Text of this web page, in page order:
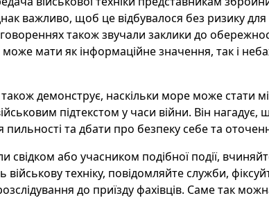
важливо, щоб це відбувалося без ризику для
також звучали заклики до
мати як інформаційне значення, так і
демонструє, наскільки море може стати
підтекстом у часи війни. Він
пильності та дбати про безпеку себе та
свідком або учасником подібної події,
техніку, повідомляйте служби,
до приїзду фахівців. Саме так